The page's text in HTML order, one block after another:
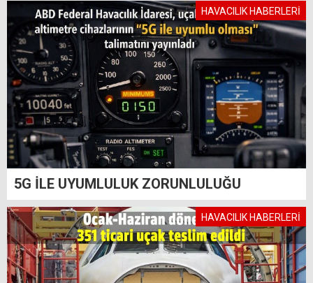
HAVACILIK HABERLERİ
5G İLE UYUMLULUK ZORUNLULUĞU
HAVACILIK HABERLERİ